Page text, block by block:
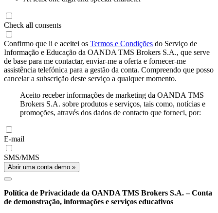
Check all consents
Confirmo que li e aceitei os Termos e Condições do Serviço de
Informação e Educação da OANDA TMS Brokers S.A., que serve
de base para me contactar, enviar-me a oferta e fornecer-me
assistência telefónica para a gestão da conta. Compreendo que posso
cancelar a subscrição deste serviço a qualquer momento.
Aceito receber informações de marketing da OANDA TMS
Brokers S.A. sobre produtos e serviços, tais como, notícias e
promoções, através dos dados de contacto que forneci, por:
E-mail
SMS/MMS
Abrir uma conta demo »
Política de Privacidade da OANDA TMS Brokers S.A. – Conta
de demonstração, informações e serviços educativos